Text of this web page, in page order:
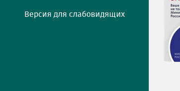
Версия для слабовидящих